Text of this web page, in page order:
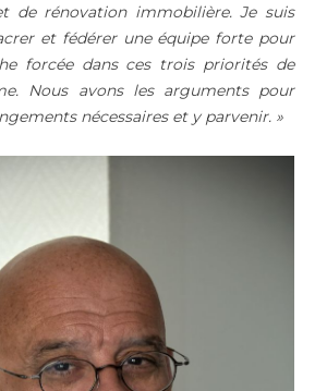
de rénovation immobilière.Je suis
et fédérer une équipe forte pour
forcée dans ces trois priorités de
Nous avons les arguments pour
nécessaires et y parvenir. »